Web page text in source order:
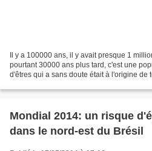
Il y a 100000 ans, il y avait presque 1
pourtant 30000 ans plus tard, c'est une
d'êtres qui a sans doute était à l'origine de
Mondial 2014: un risque
dans le nord-est du Brésil